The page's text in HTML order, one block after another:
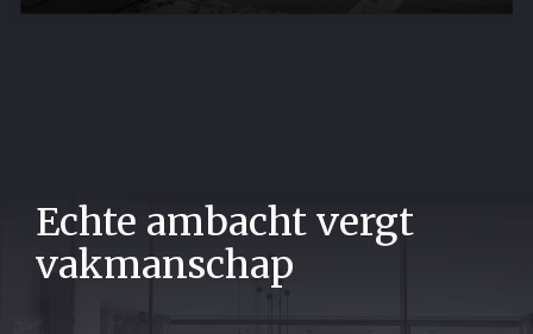
Echte ambacht vergt
vakmanschap